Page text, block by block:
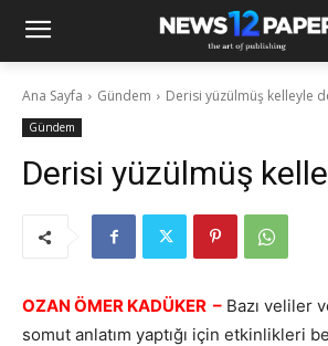
Ana Sayfa Gündem Derisi yüzülmüş kelleyle
Gündem
Derisi yüzülmüş
OZAN ÖMER KADÜKER – Bazı veliler
somut anlatım yaptığı için etkinlikleri